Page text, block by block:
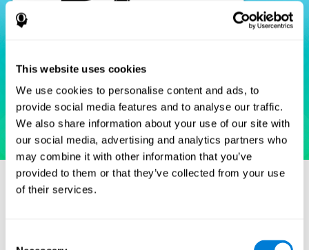
This website uses cookies
We use cookies to personalise content and ads, to
provide social media features and to analyse our traffic.
We also share information about your use of our site with
our social media, advertising and analytics partners who
may combine it with other information that you’ve
provided to them or that they’ve collected from your use
of their services.
Goodglass, H. and Kaplan, E. (1972) The Assessment of